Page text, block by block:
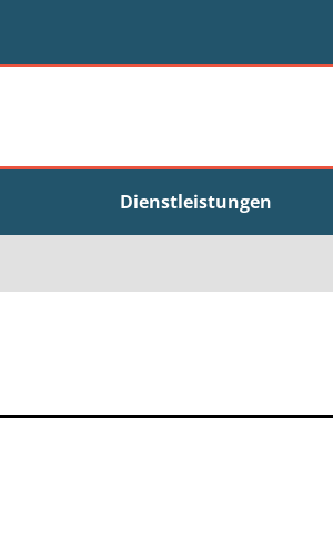
Dienstleistungen